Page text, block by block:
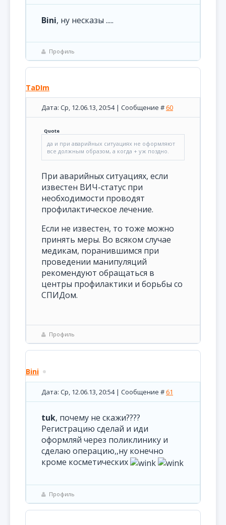
Bini, ну несказы .....
Профиль
TaDIm
Дата: Ср, 12.06.13, 20:54 | Сообщение #60
Quote
да и при аварийных ситуациях не оформляют
все должным образом, а когда + уж поздно.
При аварийных ситуациях, если
известен ВИЧ-статус при
необходимости проводят
профилактическое лечение.
Если не известен, то тоже можно
принять меры. Во всяком случае
медикам, поранившимся при
проведении манипуляций
рекомендуют обращаться в
центры профилактики и борьбы со
СПИДом.
Профиль
Bini
Дата: Ср, 12.06.13, 20:54 | Сообщение #61
tuk, почему не скажи????
Регистрацию сделай и иди
оформляй через поликлинику и
сделаю операцию,,ну конечно
кроме косметических
Профиль